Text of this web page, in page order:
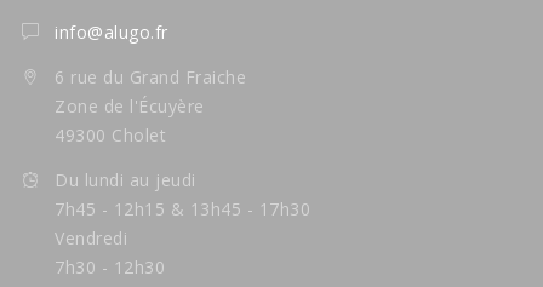
info@alugo.fr
6 rue du Grand Fraiche
Zone de l'Écuyère
49300 Cholet
Du lundi au jeudi
7h45 - 12h15 & 13h45 - 17h30
Vendredi
7h30 - 12h30